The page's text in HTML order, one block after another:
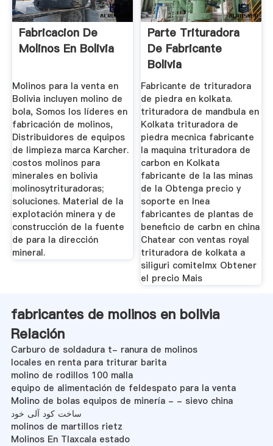
Fabricacion De
Molinos En Bolivia
Molinos para la venta en
Bolivia incluyen molino de
bola, Somos los líderes en
fabricación de molinos,
Distribuidores de equipos
de limpieza marca Karcher.
costos molinos para
minerales en bolivia
molinosytrituradoras;
soluciones. Material de la
explotación minera y de
construcción de la fuente
de para la dirección
mineral.
Parte Trituradora
De Fabricante
Bolivia
Fabricante de trituradora
de piedra en kolkata.
trituradora de mandbula en
Kolkata trituradora de
piedra mecnica fabricante
la maquina trituradora de
carbon en Kolkata
fabricante de la las minas
de la Obtenga precio y
soporte en lnea
fabricantes de plantas de
beneficio de carbn en china
Chatear con ventas royal
trituradora de kolkata a
siliguri comitelmx Obtener
el precio Mais
fabricantes de molinos en bolivia
Relación
Carburo de soldadura t- ranura de molinos
locales en renta para triturar barita
molino de rodillos 100 malla
equipo de alimentación de feldespato para la venta
Molino de bolas equipos de minería - - sievo china
ساخت کود آلی خود
molinos de martillos rietz
Molinos En Tlaxcala estado